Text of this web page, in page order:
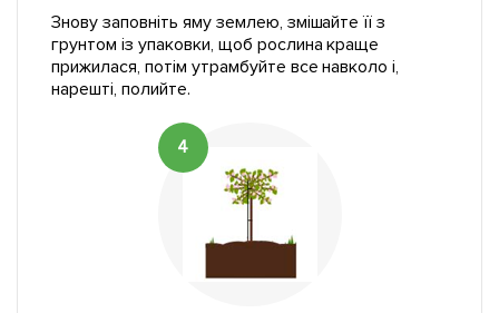
Знову заповніть яму землею, змішайте її з
грунтом із упаковки, щоб рослина краще
прижилася, потім утрамбуйте все навколо і,
нарешті, полийте.
4